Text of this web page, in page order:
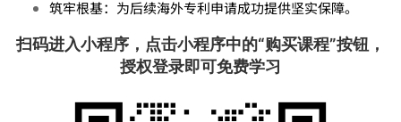
理
筑牢根基：为后续海外专利申请成功提供坚实保障。
扫码进入小程序，点击小程序中的“购买课程”按钮，
授权登录即可免费学习